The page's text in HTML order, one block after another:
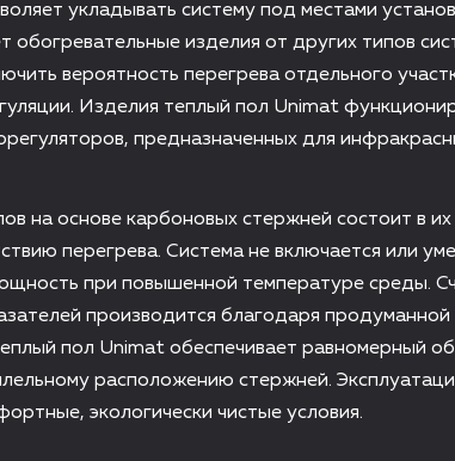
укладывать систему под местами
обогревательные изделия от других типов
вероятность перегрева отдельного
Изделия теплый пол Unimat
предназначенных для
на основе карбоновых стержней состоит в
перегрева. Система не включается или
при повышенной температуре среды.
производится благодаря
пол Unimat обеспечивает равномерный
расположению стержней.
экологически чистые условия.